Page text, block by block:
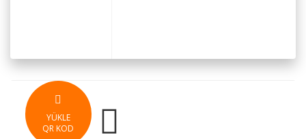
YÜKLE
QR KOD